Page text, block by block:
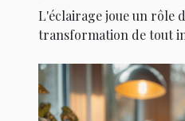
L'éclairage joue un rôle
transformation de tout